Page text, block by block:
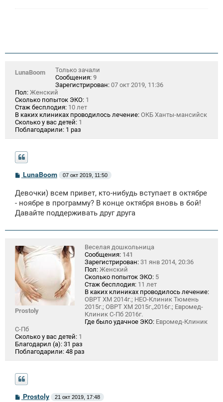
LunaBoom
Только зачали
Сообщения: 9
Зарегистрирован: 07 окт 2019, 11:36
Пол: Женский
Сколько попыток ЭКО: 1
Стаж бесплодия: 10 лет
В каких клиниках проводилось лечение: ОКБ Ханты-мансийск
Сколько у вас детей: 1
Поблагодарили: 1 раз
С
б
щ
н
е
LunaBoom 07 окт 2019, 11:50
Девочки) всем привет, кто-нибудь вступает в октябре
- ноябре в программу? В конце октября вновь в бой!
Давайте поддерживать друг друга
Prostoly
Веселая дошкольница
Сообщения: 141
Зарегистрирован: 31 янв 2014, 20:36
Пол: Женский
Сколько попыток ЭКО: 5
Стаж бесплодия: 11 лет
В каких клиниках проводилось лечение:
ОВРТ ХМ 2014г.; НЕО-Клиник Тюмень
2015г.; ОВРТ ХМ 2015г.,2016г.; Евромед-
Клиник С-Пб 2016г.
Где было удачное ЭКО: Евромед-Клиник
С-Пб
Сколько у вас детей: 1
Благодарил (а): 31 раз
Поблагодарили: 48 раз
СProstoly 21 окт 2019, 17:48